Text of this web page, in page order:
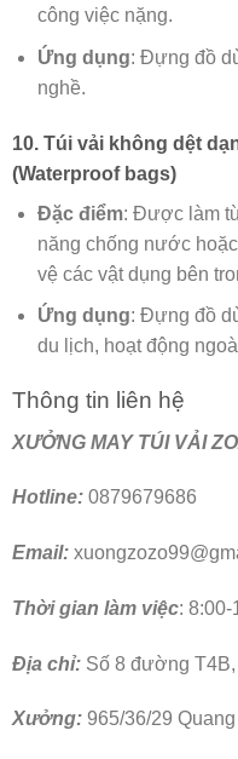
công việc nặng.
Ứng dụng: Đựng đồ
nghề.
10. Túi vải không dệt
(Waterproof bags)
Đặc điểm: Được làm
năng chống nước
vệ các vật dụng bên
Ứng dụng: Đựng đồ
du lịch, hoạt động
Thông tin liên hệ
XƯỞNG MAY TÚI VẢI
Hotline: 0879679686
Email:
Thời gian làm việc: 8:00-
Địa chỉ: Số 8 đường T4B,
Xưởng: 965/36/29